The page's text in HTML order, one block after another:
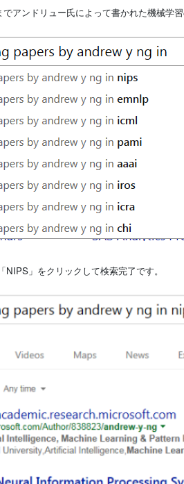
アンドリュー氏によって書かれた機械学
」をクリックして検索完了です。